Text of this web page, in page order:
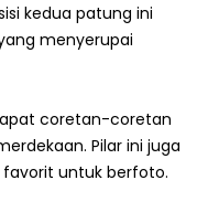
kedua patung ini
menyerupai
coretan-coretan
Pilar ini juga
untuk berfoto.